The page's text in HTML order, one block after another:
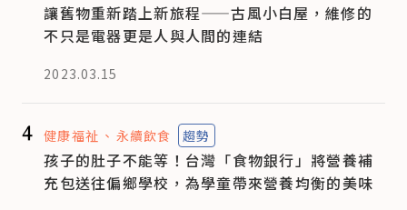
讓舊物重新踏上新旅程——古風小白屋，維修的
不只是電器更是人與人間的連結
2023.03.15
4 健康福祉 永續飲食 趨勢
孩子的肚子不能等！台灣「食物銀行」將營養補
充包送往偏鄉學校，為學童帶來營養均衡的美味